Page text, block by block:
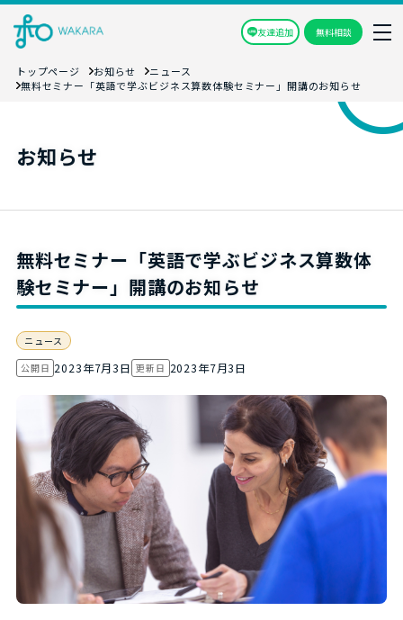
友達追加 無料相談
トップページ お知らせ
ニュース
無料セミナー「英語で学ぶビジネス算数体験セミナー」開講のお知らせ
お知らせ
無料セミナー「英語で学ぶビジネス算数体
験セミナー」開講のお知らせ
ニュース
公開日 2023年7月3日 更新日 2023年7月3日